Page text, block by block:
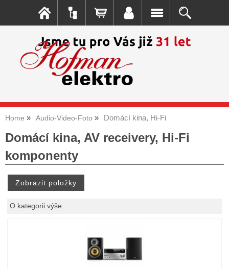
Home Audio-Video-Foto Domácí kina, Hi-Fi
Domácí kina, AV receivery, Hi-Fi
komponenty
O kategorii výše